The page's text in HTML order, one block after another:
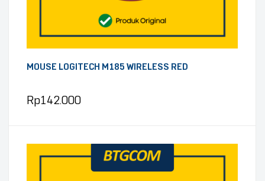
MOUSE LOGITECH M185 WIRELESS RED
Rp142.000